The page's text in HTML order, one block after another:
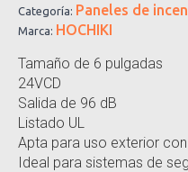
Categoría: Paneles de
Marca: HOCHIKI
Tamaño de 6 pulgadas
24VCD
Salida de 96 dB
Listado UL
Apta para uso exterior
Ideal para sistemas de